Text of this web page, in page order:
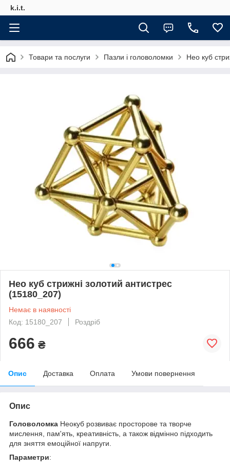
k.i.t.
Товари та послуги Пазли і головоломки Нео куб
Нео куб стрижні золотий антистрес
(15180_207)
Немає в наявності
Код: 15180_207
Роздріб
666 ₴
Опис Доставка Оплата Умови повернення
Опис
Головоломка Неокуб розвиває просторове та творче
мислення, пам'ять, креативність, а також відмінно підходить
для зняття емоційної напруги.
Параметри: